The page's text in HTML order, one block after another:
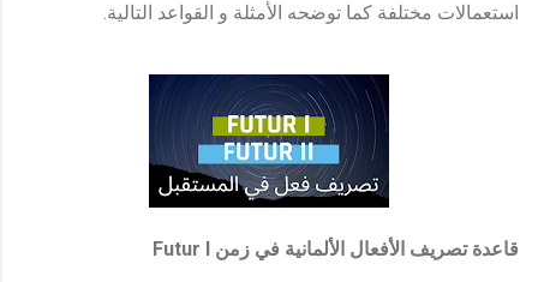
استعمالات مختلفة كما توضحه الأمثلة و القواعد التالية
قاعدة تصريف الأفعال الألمانية في زمن Futur I